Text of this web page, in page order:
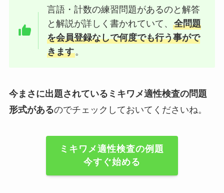
言語・計数の練習問題があるのと解答
と解説が詳しく書かれていて、全問題
を会員登録なしで何度でも行う事がで
きます。
今まさに出題されているミキワメ適性検査の問題
形式があるのでチェックしておいてくださいね。
ミキワメ適性検査の例題
今すぐ始める